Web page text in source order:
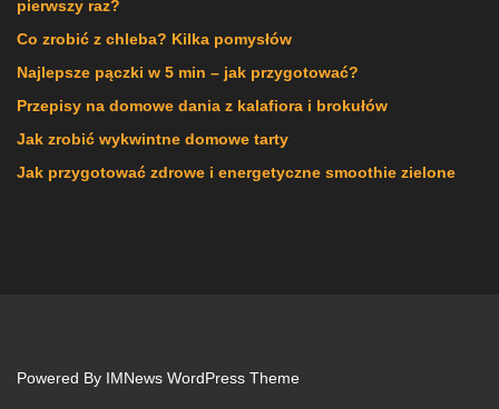
pierwszy raz?
Co zrobić z chleba? Kilka pomysłów
Najlepsze pączki w 5 min – jak przygotować?
Przepisy na domowe dania z kalafiora i brokułów
Jak zrobić wykwintne domowe tarty
Jak przygotować zdrowe i energetyczne smoothie zielone
Powered By IMNews WordPress Theme